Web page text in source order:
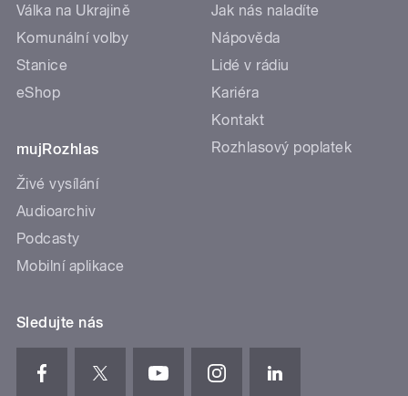
Válka na Ukrajině
Komunální volby
Stanice
eShop
mujRozhlas
Živé vysílání
Audioarchiv
Podcasty
Mobilní aplikace
Jak nás naladíte
Nápověda
Lidé v rádiu
Kariéra
Kontakt
Rozhlasový poplatek
Sledujte nás